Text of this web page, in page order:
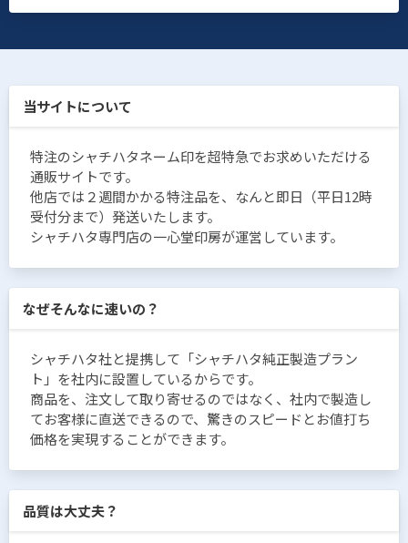
当サイトについて
特注のシャチハタネーム印を超特急でお求めいただける
通販サイトです。
他店では２週間かかる特注品を、なんと即日（平日12時
受付分まで）発送いたします。
シャチハタ専門店の一心堂印房が運営しています。
なぜそんなに速いの？
シャチハタ社と提携して「シャチハタ純正製造プラン
ト」を社内に設置しているからです。
商品を、注文して取り寄せるのではなく、社内で製造し
てお客様に直送できるので、驚きのスピードとお値打ち
価格を実現することができます。
品質は大丈夫？